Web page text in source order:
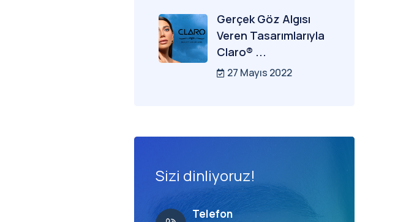
Gerçek Göz Algısı
Veren Tasarımlarıyla
Claro® ...
27 Mayıs 2022
Sizi dinliyoruz!
Telefon